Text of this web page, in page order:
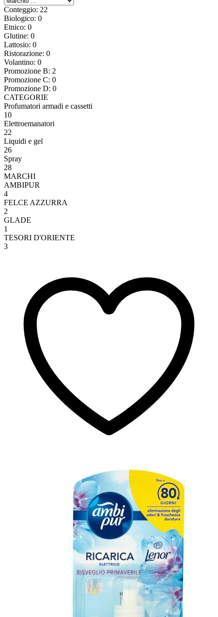
Conteggio: 22
Biologico: 0
Etnico: 0
Glutine: 0
Lattosio: 0
Ristorazione: 0
Volantino: 0
Promozione B: 2
Promozione C: 0
Promozione D: 0
CATEGORIE
Profumatori armadi e cassetti
10
Elettroemanatori
22
Liquidi e gel
26
Spray
28
MARCHI
AMBIPUR
4
FELCE AZZURRA
2
GLADE
1
TESORI D'ORIENTE
3